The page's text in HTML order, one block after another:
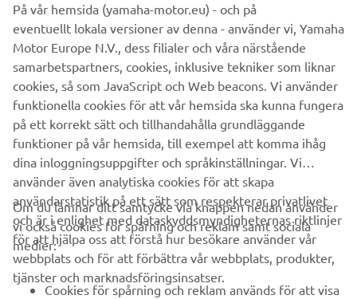
FÖRETAG
B2B
På vår hemsida (yamaha-motor.eu) - och på
eventuellt lokala versioner av denna - använder vi, Yamaha
Motor Europe N.V., dess filialer och våra närstående
samarbetspartners, cookies, inklusive tekniker som liknar
cookies, så som JavaScript och Web beacons. Vi använder
funktionella cookies för att vår hemsida ska kunna fungera
på ett korrekt sätt och tillhandahålla grundläggande
funktioner på vår hemsida, till exempel att komma ihåg
dina inloggningsuppgifter och språkinställningar. Vi
använder även analytiska cookies för att skapa
användarstatistik på ett sätt som respekterar privatlivet
och är i enlighet med dataskyddsmyndigheternas riktlinjer
för att hjälpa oss att förstå hur besökare använder vår
webbplats och för att förbättra vår webbplats, produkter,
tjänster och marknadsföringsinsatser.
Om du lämnar ditt samtycke via knappen nedan använder
vi också cookies för spårning och reklam samt sociala
medier:
Cookies för spårning och reklam används för att visa